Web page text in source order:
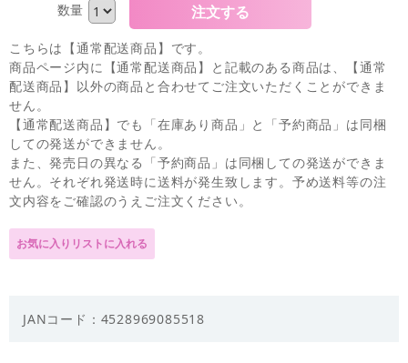
数量
こちらは【通常配送商品】です。
商品ページ内に【通常配送商品】と記載のある商品は、【通常
配送商品】以外の商品と合わせてご注文いただくことができま
せん。
【通常配送商品】でも「在庫あり商品」と「予約商品」は同梱
しての発送ができません。
また、発売日の異なる「予約商品」は同梱しての発送ができま
せん。それぞれ発送時に送料が発生致します。予め送料等の注
文内容をご確認のうえご注文ください。
JANコード：4528969085518